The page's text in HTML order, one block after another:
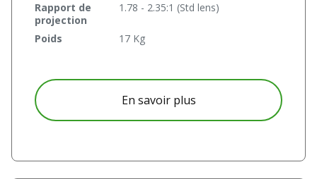
Rapport de
projection
1.78 - 2.35:1 (Std lens)
Poids 17 Kg
En savoir plusà propos D6510